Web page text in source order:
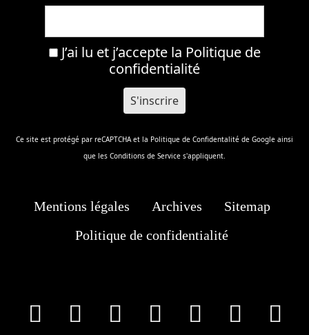
J’ai lu et j’accepte la Politique de
confidentialité
Ce site est protégé par reCAPTCHA et la Politique de Confidentalité de Google ainsi
que les Conditions de Service s'appliquent.
Mentions légales Archives
Sitemap
Politique de confidentialité
facebookInstagram
Youtube
Tik Tok